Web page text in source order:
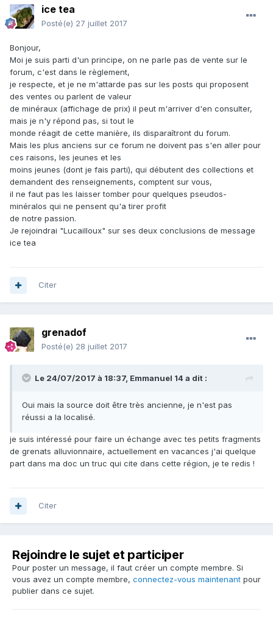
ice tea
Posté(e) 27 juillet 2017
Bonjour,
Moi je suis parti d'un principe, on ne parle pas de vente sur le
forum, c'est dans le règlement,
je respecte, et je ne m'attarde pas sur les posts qui proposent
des ventes ou parlent de valeur
de minéraux (affichage de prix) il peut m'arriver d'en consulter,
mais je n'y répond pas, si tout le
monde réagit de cette manière, ils disparaîtront du forum.
Mais les plus anciens sur ce forum ne doivent pas s'en aller pour
ces raisons, les jeunes et les
moins jeunes (dont je fais parti), qui débutent des collections et
demandent des renseignements, comptent sur vous,
il ne faut pas les laisser tomber pour quelques pseudos-
minéralos qui ne pensent qu'a tirer profit
de notre passion.
Je rejoindrai "Lucailloux" sur ses deux conclusions de message
ice tea
Citer
grenadof
Posté(e) 28 juillet 2017
Le 24/07/2017 à 18:37, Emmanuel 14 a dit :
Oui mais la source doit être très ancienne, je n'est pas
réussi a la localisé.
je suis intéressé pour faire un échange avec tes petits fragments
de grenats alluvionnaire, actuellement en vacances j'ai quelque
part dans ma doc un truc qui cite dans cette région, je te redis !
Citer
Rejoindre le sujet et participer
Pour poster un message, il faut créer un compte membre. Si
vous avez un compte membre, connectez-vous maintenant pour
publier dans ce sujet.